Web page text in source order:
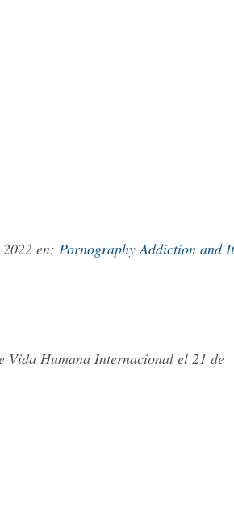
en: Pornography Addiction and
Vida Humana Internacional el 21 de